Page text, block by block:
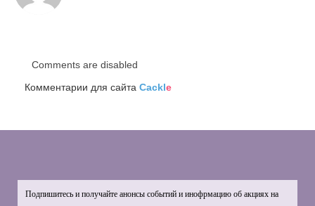
Comments are disabled
Комментарии для сайта Cackle
Подпишитесь и получайте анонсы событий и инофрмацию об акциях на